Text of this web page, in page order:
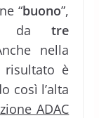
“buono”,
datre
nella
risultato è
così l’alta
ADAC